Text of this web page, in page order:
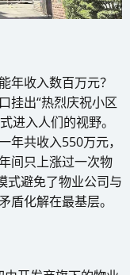
年收入数百万元？
挂出“热烈庆祝小区
进入人们的视野。
年共收入550万元，
间只上涨过一次物
式避免了物业公司与
盾化解在最基层。